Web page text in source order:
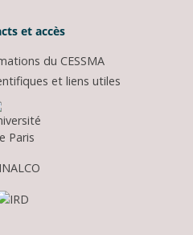
et accès
du CESSMA
et liens utiles